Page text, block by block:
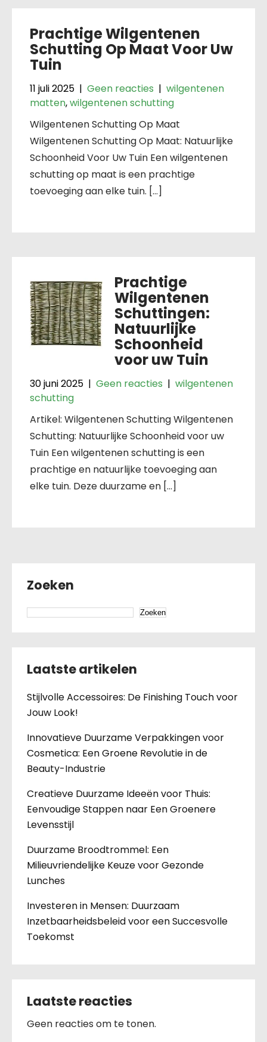
Prachtige Wilgentenen
Schutting Op Maat Voor Uw
Tuin
11 juli 2025 | Geen reacties | wilgentenen
matten,wilgentenen schutting
Wilgentenen Schutting Op Maat
Wilgentenen Schutting Op Maat: Natuurlijke
Schoonheid Voor Uw Tuin Een wilgentenen
schutting op maat is een prachtige
toevoeging aan elke tuin. […]
Prachtige
Wilgentenen
Schuttingen:
Natuurlijke
Schoonheid
voor uw Tuin
30 juni 2025 | Geen reacties | wilgentenen
schutting
Artikel: Wilgentenen Schutting Wilgentenen
Schutting: Natuurlijke Schoonheid voor uw
Tuin Een wilgentenen schutting is een
prachtige en natuurlijke toevoeging aan
elke tuin. Deze duurzame en […]
Zoeken
Zoeken
Laatste artikelen
Stijlvolle Accessoires: De Finishing Touch voor
Jouw Look!
Innovatieve Duurzame Verpakkingen voor
Cosmetica: Een Groene Revolutie in de
Beauty-Industrie
Creatieve Duurzame Ideeën voor Thuis:
Eenvoudige Stappen naar Een Groenere
Levensstijl
Duurzame Broodtrommel: Een
Milieuvriendelijke Keuze voor Gezonde
Lunches
Investeren in Mensen: Duurzaam
Inzetbaarheidsbeleid voor een Succesvolle
Toekomst
Laatste reacties
Geen reacties om te tonen.